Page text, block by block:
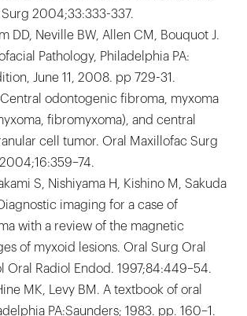
2004;33:333-337.
DD, Neville BW, Allen CM, Bouquot J.
Pathology, Philadelphia PA:
June 11, 2008. pp 729-31.
odontogenic fibroma, myxoma
fibromyxoma), and central
cell tumor. Oral Maxillofac Surg
S, Nishiyama H, Kishino M, Sakuda
imaging for a case of
with a review of the magnetic
of myxoid lesions. Oral Surg Oral
Oral Radiol Endod. 1997;84:449–54.
MK, Levy BM. A textbook of oral
PA:Saunders; 1983. pp. 160–1.